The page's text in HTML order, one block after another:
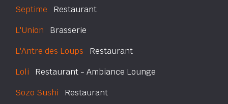
Septime Restaurant
L'Union Brasserie
L'Antre des Loups Restaurant
Loli Restaurant - Ambiance Lounge
Sozo Sushi Restaurant